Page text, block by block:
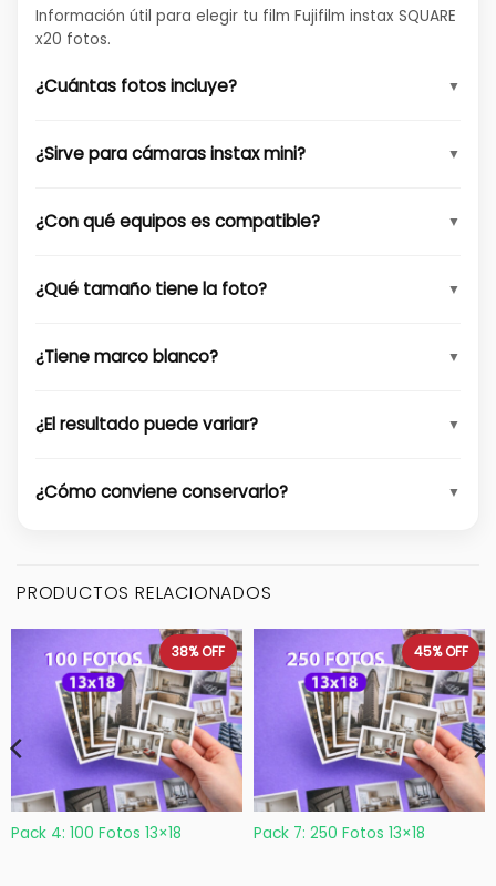
Información útil para elegir tu film Fujifilm instax SQUARE
x20 fotos.
¿Cuántas fotos incluye?
¿Sirve para cámaras instax mini?
¿Con qué equipos es compatible?
¿Qué tamaño tiene la foto?
¿Tiene marco blanco?
¿El resultado puede variar?
¿Cómo conviene conservarlo?
PRODUCTOS RELACIONADOS
38%OFF
Pack 4: 100 Fotos 13×18
45%OFF
Pack 7: 250 Fotos 13×18